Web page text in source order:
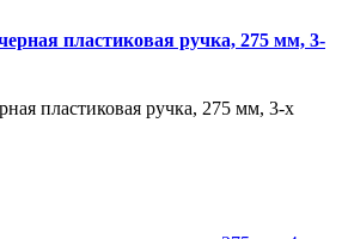
пластиковая ручка, 275 мм, 3-
пластиковая ручка, 275 мм, 3-х